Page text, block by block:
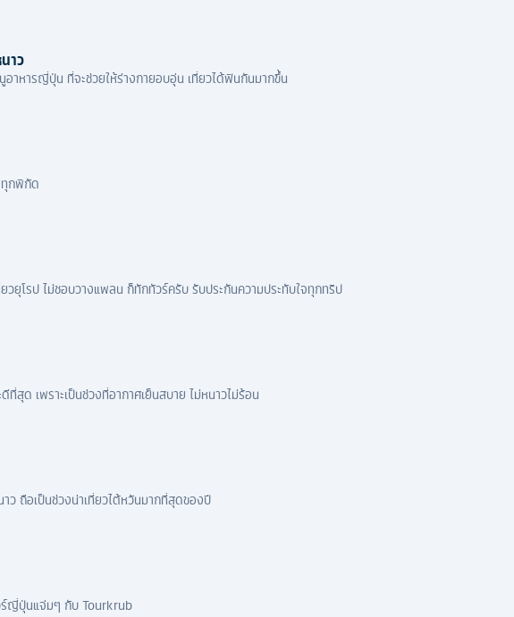
าว
าหารญี่ปุ่น ที่จะช่วยให้ร่างกายอบอุ่น เที่ยวได้ฟินกันมากขึ้น
ทุกพิกัด
ยุโรป ไม่ชอบวางแพลน ก็ทักทัวร์ครับ รับประกันความประทับใจทุกทริป
สุด เพราะเป็นช่วงที่อากาศเย็นสบาย ไม่หนาวไม่ร้อน
ว ถือเป็นช่วงน่าเที่ยวไต้หวันมากที่สุดของปี
ร์ญี่ปุ่นแจ่มๆ กับ Tourkrub